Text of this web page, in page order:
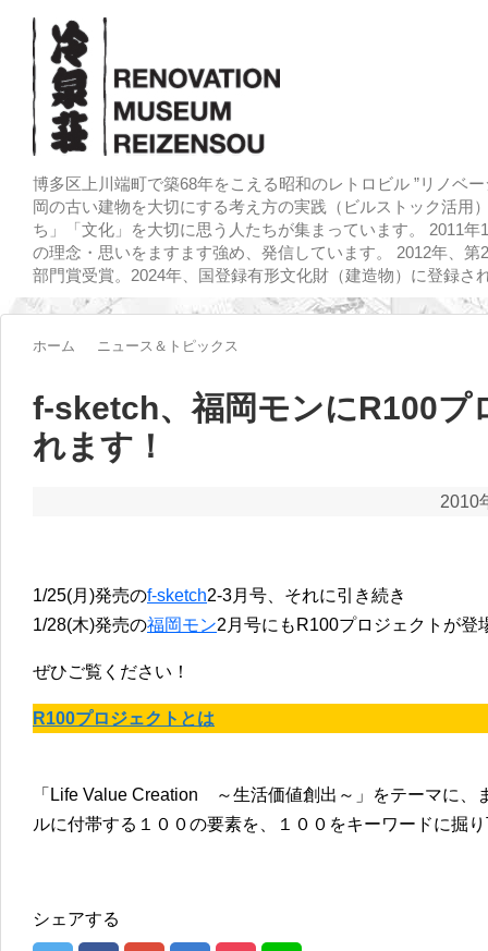
博多区上川端町で築68年をこえる昭和のレトロビル ”リノベ
岡の古い建物を大切にする考え方の実践（ビルストック活用
ち」「文化」を大切に思う人たちが集まっています。 2011
の理念・思いをますます強め、発信しています。 2012年、
部門賞受賞。2024年、国登録有形文化財（建造物）に登録さ
ホーム ニュース＆トピックス
f-sketch、福岡モンにR100プ
れます！
2010
1/25(月)発売のf-sketch2-3月号、それに引き続き
1/28(木)発売の福岡モン2月号にもR100プロジェクトが登
ぜひご覧ください！
R100プロジェクトとは
「Life Value Creation ～生活価値創出～」をテーマに、
ルに付帯する１００の要素を、１００をキーワードに掘
シェアする